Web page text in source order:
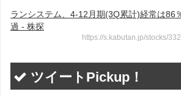
ランシステム、4-12月期(3Q累計)経常は86
過 - 株探
https://s.kabutan.jp/stocks/
ツイートPickup！